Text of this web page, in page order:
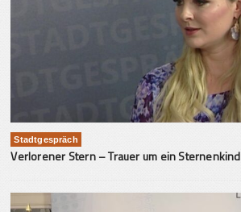
Stadtgespräch
Verlorener Stern – Trauer um ein Sternenkind